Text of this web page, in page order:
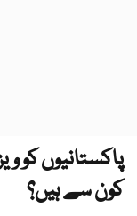
کون سے ہیں؟